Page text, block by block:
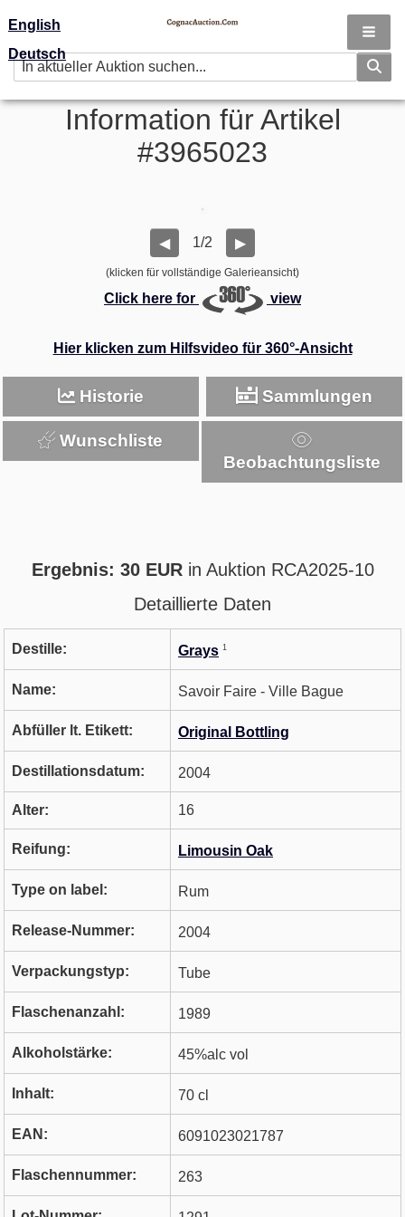
English
Deutsch
Information für Artikel
#3965023
◀ 1/2 ▶
(klicken für vollständige Galerieansicht)
Click here for view
Hier klicken zum Hilfsvideo für 360°-Ansicht
Historie Sammlungen
Wunschliste
Beobachtungsliste
Ergebnis: 30 EURin Auktion RCA2025-10
Detaillierte Daten
Destille: Grays 1
Name: Savoir Faire - Ville Bague
Abfüller lt. Etikett: Original Bottling
Destillationsdatum: 2004
Alter: 16
Reifung: Limousin Oak
Type on label: Rum
Release-Nummer: 2004
Verpackungstyp: Tube
Flaschenanzahl: 1989
Alkoholstärke: 45%alc vol
Inhalt: 70 cl
EAN: 6091023021787
Flaschennummer: 263